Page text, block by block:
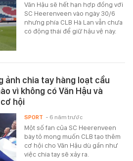
Văn Hậu sẽ hết hạn hợp đồng với
SC Heerenveen vào ngày 30/6
nhưng phía CLB Hà Lan vẫn chưa
có động thái để giữ hậu vệ này.
ảnh chia tay hàng loạt cầu
vì không có Văn Hậu và
hội
Một số fan của SC Heerenveen
bày tỏ mong muốn CLB tạo thêm
cơ hội cho Văn Hậu dù gần như
việc chia tay sẽ xảy ra.
SPORT - 6 năm trước